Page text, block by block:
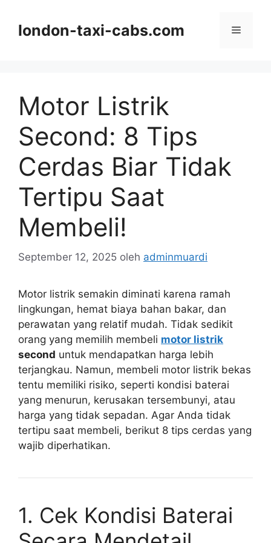
london-taxi-cabs.com Menu
Motor Listrik
Second: 8 Tips
Cerdas Biar Tidak
Tertipu Saat
Membeli!
September 12, 2025 oleh adminmuardi
Motor listrik semakin diminati karena ramah
lingkungan, hemat biaya bahan bakar, dan
perawatan yang relatif mudah. Tidak sedikit
orang yang memilih membeli motor listrik
second untuk mendapatkan harga lebih
terjangkau. Namun, membeli motor listrik bekas
tentu memiliki risiko, seperti kondisi baterai
yang menurun, kerusakan tersembunyi, atau
harga yang tidak sepadan. Agar Anda tidak
tertipu saat membeli, berikut 8 tips cerdas yang
wajib diperhatikan.
1. Cek Kondisi Baterai